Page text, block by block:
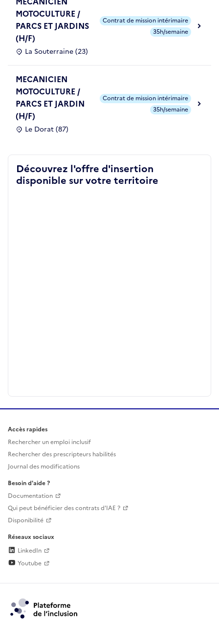
MOTOCULTURE /
PARCS ET JARDINS
(H/F)
La Souterraine (23)
Contrat de mission intérimaire
35h/semaine
MECANICIEN
MOTOCULTURE /
PARCS ET JARDIN
(H/F)
Le Dorat (87)
Contrat de mission intérimaire
35h/semaine
Découvrez l'offre d'insertion
disponible sur votre territoire
Accès rapides
Rechercher un emploi inclusif
Rechercher des prescripteurs habilités
Journal des modifications
Besoin d'aide ?
Documentation
Qui peut bénéficier des contrats d'IAE ?
Disponibilité
Réseaux sociaux
LinkedIn
Youtube